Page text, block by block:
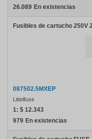
26.089 En existencias
Fusibles de cartucho 250V
087502.5MXEP
Littelfuse
1: $ 12.343
979 En existencias